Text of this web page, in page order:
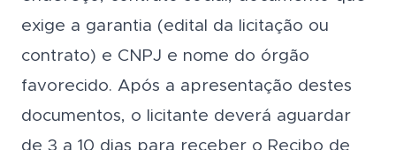
exige a garantia (edital da licitação ou
contrato) e CNPJ e nome do órgão
favorecido. Após a apresentação destes
documentos, o licitante deverá aguardar
de 3 a 10 dias para receber o Recibo de